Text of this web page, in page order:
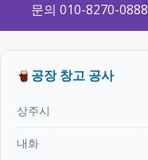
문의 010-8270-0888
공장 창고 공사
상주시
내화